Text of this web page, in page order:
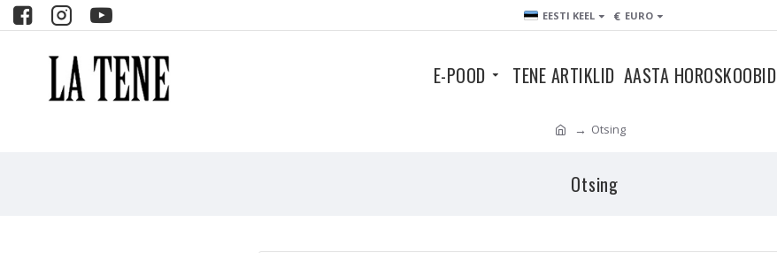
EESTI KEEL € EURO
E-POOD TENE ARTIKLID AASTA HOROSKOOBID
Otsing
Otsing